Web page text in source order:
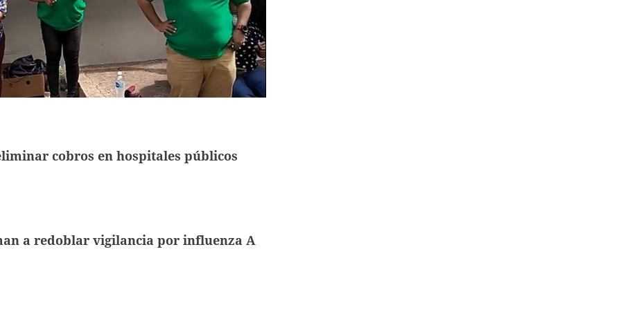
cobros en hospitales públicos
a redoblar vigilancia por influenza A